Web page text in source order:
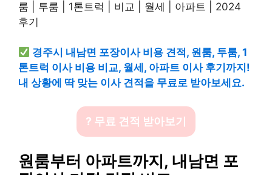
경주시 내남면 포장이사 비용 견적, 원룸, 투룸, 1
톤트럭 이사 비용 비교, 월세, 아파트 이사 후기까지!
내 상황에 딱 맞는 이사 견적을 무료로 받아보세요.
? 무료 견적 받아보기
원룸부터 아파트까지, 내남면 포